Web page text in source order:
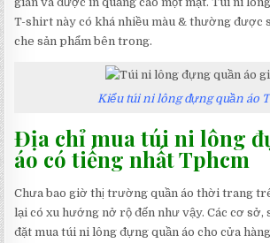
T-shirt này có khá nhiều màu & thường được
che sản phẩm bên trong.
Kiểu túi ni lông đựng quần áo
Địa chỉ mua túi ni lông
áo có tiếng nhất Tphcm
Chưa bao giờ thị trường quần áo thời trang
lại có xu hướng nở rộ đến như vậy. Các cơ sở,
đặt mua túi ni lông đựng quần áo cho cửa